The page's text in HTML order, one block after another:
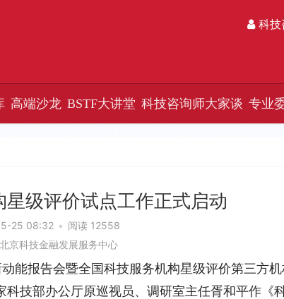
科技
高端沙龙 BSTF大讲堂 科技咨询师大家谈 专业
级评价试点工作正式启动
25 08:32 • 阅读 12558
京科技金融发展服务中心
能报告会暨全国科技服务机构星级评价第三方
技部办公厅原巡视员、调研室主任胥和平作《